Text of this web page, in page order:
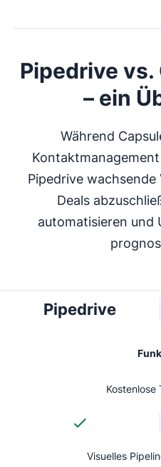
Pipedrive vs.
– ein
Während
Pipedrive
Deals
automatisieren und
Pipedrive
Kostenlose
Visuelles